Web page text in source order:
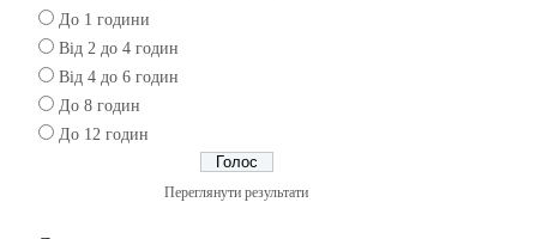
До 1 години
Від 2 до 4 годин
Від 4 до 6 годин
До 8 годин
До 12 годин
Переглянути результати